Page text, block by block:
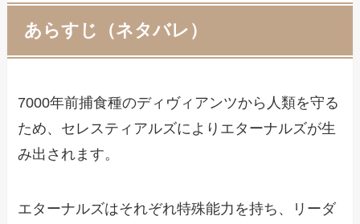
あらすじ（ネタバレ）
7000年前捕食種のディヴィアンツから人類を守る
ため、セレスティアルズによりエターナルズが生
み出されます。
エターナルズはそれぞれ特殊能力を持ち、リーダ